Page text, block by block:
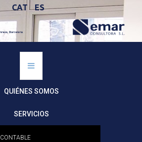
CAT ES
QUIÉNES SOMOS
SERVICIOS
CONTABLE